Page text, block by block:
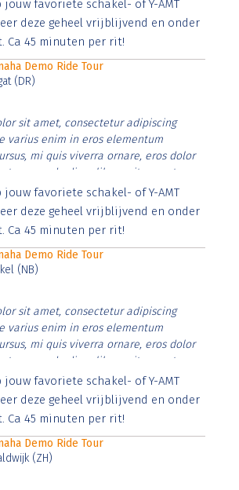
ut sem vitae risus tristique posuere.
favoriete schakel- of Y-AMT
deze geheel vrijblijvend en onder
Ca 45 minuten per rit!
Demo Ride Tour
(DR)
sit amet, consectetur adipiscing
varius enim in eros elementum
mi quis viverra ornare, eros dolor
commodo diam libero vitae erat.
nibh et justo cursus id rutrum lorem
ut sem vitae risus tristique posuere.
favoriete schakel- of Y-AMT
deze geheel vrijblijvend en onder
Ca 45 minuten per rit!
Demo Ride Tour
(NB)
sit amet, consectetur adipiscing
varius enim in eros elementum
mi quis viverra ornare, eros dolor
commodo diam libero vitae erat.
nibh et justo cursus id rutrum lorem
ut sem vitae risus tristique posuere.
favoriete schakel- of Y-AMT
deze geheel vrijblijvend en onder
Ca 45 minuten per rit!
Demo Ride Tour
(ZH)